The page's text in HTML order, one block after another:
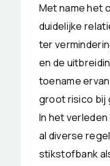
Met name het
duidelijke
ter
en de
toename
groot risico bij
In het
al diverse
stikstofbank